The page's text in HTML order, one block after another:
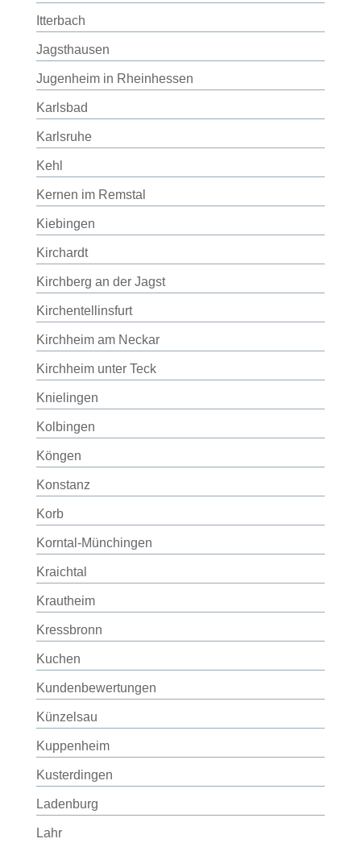
Itterbach
Jagsthausen
Jugenheim in Rheinhessen
Karlsbad
Karlsruhe
Kehl
Kernen im Remstal
Kiebingen
Kirchardt
Kirchberg an der Jagst
Kirchentellinsfurt
Kirchheim am Neckar
Kirchheim unter Teck
Knielingen
Kolbingen
Köngen
Konstanz
Korb
Korntal-Münchingen
Kraichtal
Krautheim
Kressbronn
Kuchen
Kundenbewertungen
Künzelsau
Kuppenheim
Kusterdingen
Ladenburg
Lahr